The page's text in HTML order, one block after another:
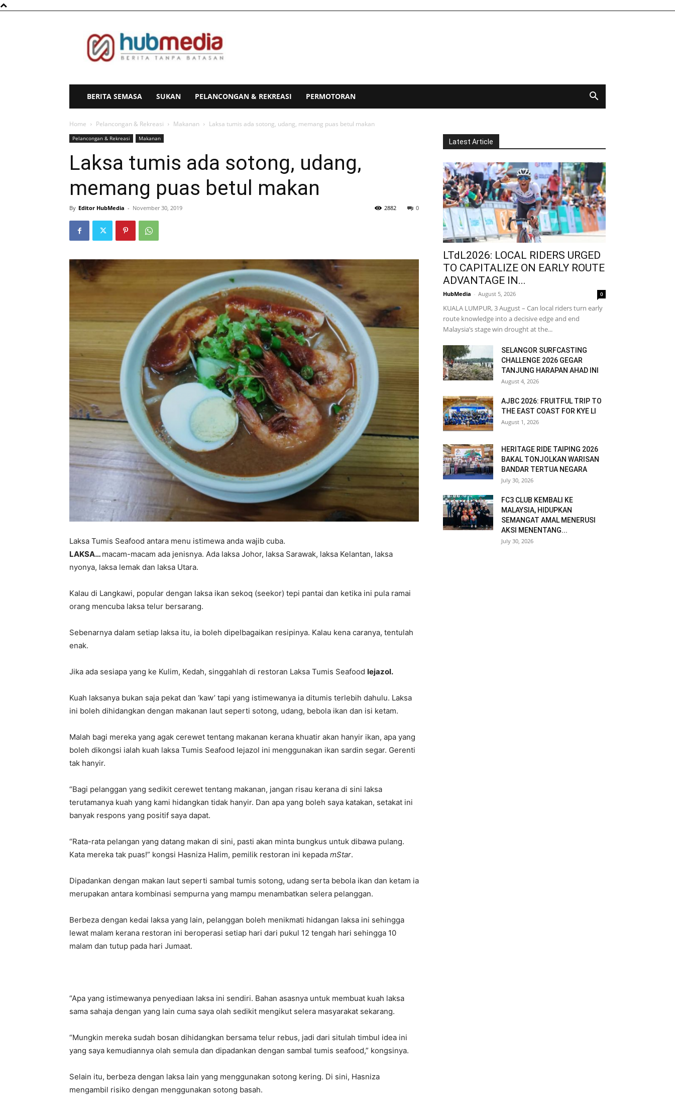
BERITA SEMASA SUKAN PELANCONGAN & REKREASI PERMOTORAN
Home Pelancongan & Rekreasi Makanan Laksa tumis ada sotong, udang, memang puas betul makan
Pelancongan & Rekreasi Makanan
Laksa tumis ada sotong, udang,
memang puas betul makan
By Editor HubMedia - November 30, 2019 0
2882
Laksa Tumis Seafood antara menu istimewa anda wajib cuba.
LAKSA… macam-macam ada jenisnya. Ada laksa Johor, laksa Sarawak, laksa Kelantan, laksa
nyonya, laksa lemak dan laksa Utara.
Kalau di Langkawi, popular dengan laksa ikan sekoq (seekor) tepi pantai dan ketika ini pula ramai
orang mencuba laksa telur bersarang.
Sebenarnya dalam setiap laksa itu, ia boleh dipelbagaikan resipinya. Kalau kena caranya, tentulah
enak.
Jika ada sesiapa yang ke Kulim, Kedah, singgahlah di restoran Laksa Tumis Seafood Iejazol.
Kuah laksanya bukan saja pekat dan ‘kaw’ tapi yang istimewanya ia ditumis terlebih dahulu. Laksa
ini boleh dihidangkan dengan makanan laut seperti sotong, udang, bebola ikan dan isi ketam.
Malah bagi mereka yang agak cerewet tentang makanan kerana khuatir akan hanyir ikan, apa yang
boleh dikongsi ialah kuah laksa Tumis Seafood Iejazol ini menggunakan ikan sardin segar. Gerenti
tak hanyir.
“Bagi pelanggan yang sedikit cerewet tentang makanan, jangan risau kerana di sini laksa
terutamanya kuah yang kami hidangkan tidak hanyir. Dan apa yang boleh saya katakan, setakat ini
banyak respons yang positif saya dapat.
“Rata-rata pelangan yang datang makan di sini, pasti akan minta bungkus untuk dibawa pulang.
Kata mereka tak puas!” kongsi Hasniza Halim, pemilik restoran ini kepada mStar.
Dipadankan dengan makan laut seperti sambal tumis sotong, udang serta bebola ikan dan ketam ia
merupakan antara kombinasi sempurna yang mampu menambatkan selera pelanggan.
Berbeza dengan kedai laksa yang lain, pelanggan boleh menikmati hidangan laksa ini sehingga
lewat malam kerana restoran ini beroperasi setiap hari dari pukul 12 tengah hari sehingga 10
malam dan tutup pada hari Jumaat.
“Apa yang istimewanya penyediaan laksa ini sendiri. Bahan asasnya untuk membuat kuah laksa
sama sahaja dengan yang lain cuma saya olah sedikit mengikut selera masyarakat sekarang.
“Mungkin mereka sudah bosan dihidangkan bersama telur rebus, jadi dari situlah timbul idea ini
yang saya kemudiannya olah semula dan dipadankan dengan sambal tumis seafood,” kongsinya.
Selain itu, berbeza dengan laksa lain yang menggunakan sotong kering. Di sini, Hasniza
mengambil risiko dengan menggunakan sotong basah.
Latest Article
LTdL2026: LOCAL RIDERS URGED
TO CAPITALIZE ON EARLY ROUTE
ADVANTAGE IN...
HubMedia - August 5, 2026 0
KUALA LUMPUR, 3 August – Can local riders turn early
route knowledge into a decisive edge and end
Malaysia’s stage win drought at the...
SELANGOR SURFCASTING
CHALLENGE 2026 GEGAR
TANJUNG HARAPAN AHAD INI
August 4, 2026
AJBC 2026: FRUITFUL TRIP TO
THE EAST COAST FOR KYE LI
August 1, 2026
HERITAGE RIDE TAIPING 2026
BAKAL TONJOLKAN WARISAN
BANDAR TERTUA NEGARA
July 30, 2026
FC3 CLUB KEMBALI KE
MALAYSIA, HIDUPKAN
SEMANGAT AMAL MENERUSI
AKSI MENENTANG...
July 30, 2026